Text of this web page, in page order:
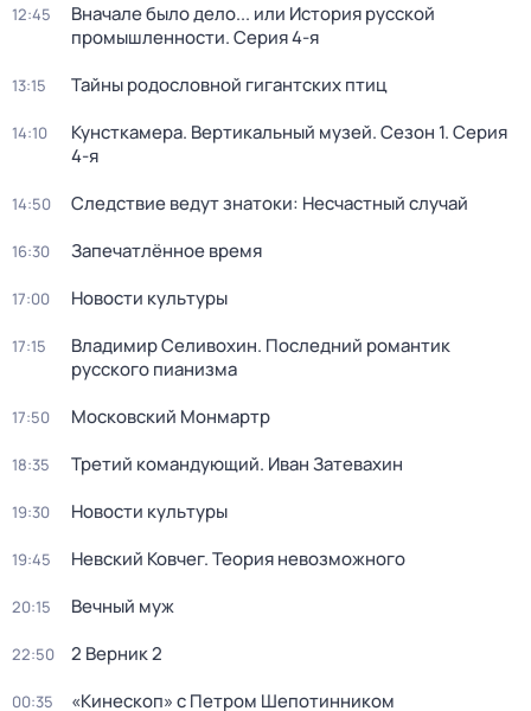
12:45
Вначале было дело... или История русской
промышленности. Серия 4-я
13:15 Тайны родословной гигантских птиц
14:10 Кунсткамера. Вертикальный музей. Сезон 1. Серия
4-я
14:50 Следствие ведут знатоки: Несчастный случай
16:30 Запечатлённое время
17:00 Новости культуры
17:15
Владимир Селивохин. Последний романтик
русского пианизма
17:50 Московский Монмартр
18:35 Третий командующий. Иван Затевахин
19:30 Новости культуры
19:45 Невский Ковчег. Теория невозможного
20:15 Вечный муж
22:50 2 Верник 2
00:35 «Кинескоп» с Петром Шепотинником